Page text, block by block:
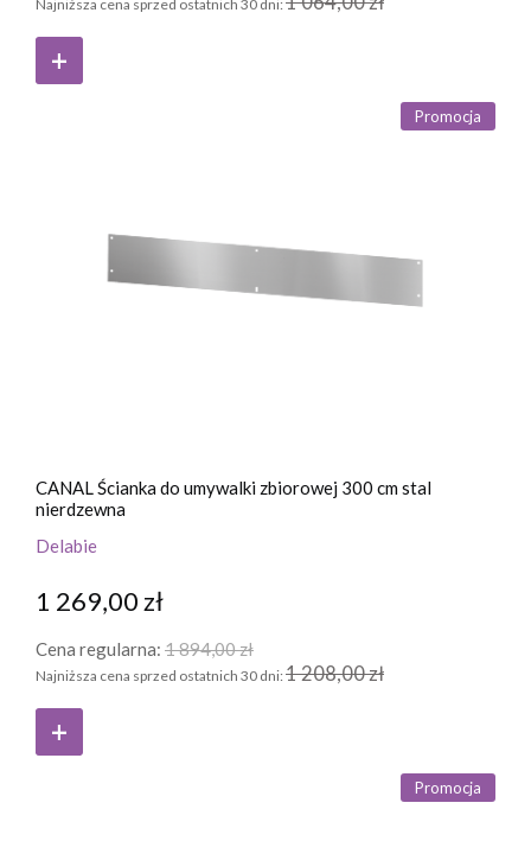
Najniższa cena sprzed ostatnich 30 dni:
CANAL Ścianka do umywalki zbiorowej 300 cm stal
nierdzewna
Delabie
1 269,00 zł
Cena regularna: 1 894,00 zł
Najniższa cena sprzed ostatnich 30 dni: 1 208,00 zł
Promocja
Promocja